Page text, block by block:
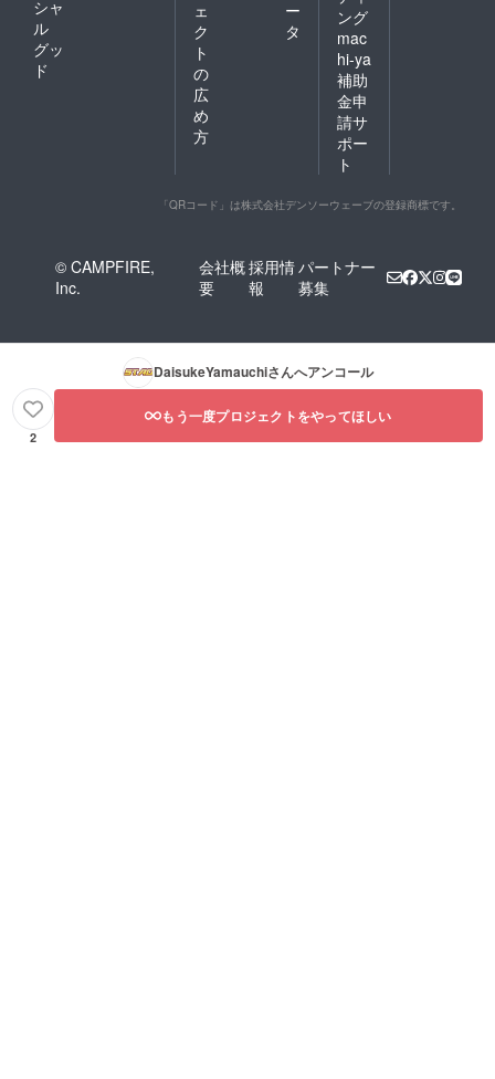
シャ
ル
グッ
ド
ェ
ク
ト
の
広
め
方
ー
タ
ング
mac
hi-ya
補助
金申
請サ
ポー
ト
「QRコード」は株式会社デンソーウェーブの登録商標です。
© CAMPFIRE,
Inc.
会社概
要
採用情
報
パートナー
募集
DaisukeYamauchiさんへアンコール
2
もう一度プロジェクトをやってほしい